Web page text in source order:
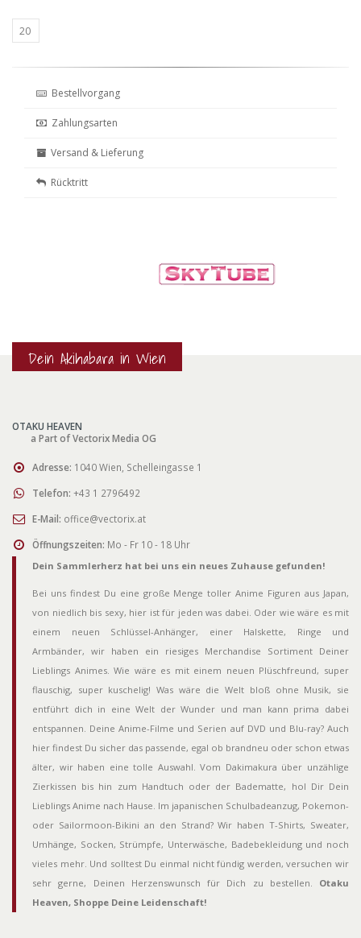
Bestellvorgang
Zahlungsarten
Versand & Lieferung
Rücktritt
Dein Akihabara in Wien
OTAKU HEAVEN
a Part of Vectorix Media OG
Adresse: 1040 Wien, Schelleingasse 1
Telefon: +43 1 2796492
E-Mail: office@vectorix.at
Öffnungszeiten: Mo - Fr 10 - 18 Uhr
Dein Sammlerherz hat bei uns ein neues Zuhause gefunden!
Bei uns findest Du eine große Menge toller Anime Figuren aus Japan,
von niedlich bis sexy, hier ist für jeden was dabei. Oder wie wäre es mit
einem neuen Schlüssel-Anhänger, einer Halskette, Ringe und
Armbänder, wir haben ein riesiges Merchandise Sortiment Deiner
Lieblings Animes. Wie wäre es mit einem neuen Plüschfreund, super
flauschig, super kuschelig! Was wäre die Welt bloß ohne Musik, sie
entführt dich in eine Welt der Wunder und man kann prima dabei
entspannen. Deine Anime-Filme und Serien auf DVD und Blu-ray? Auch
hier findest Du sicher das passende, egal ob brandneu oder schon etwas
älter, wir haben eine tolle Auswahl. Vom Dakimakura über unzählige
Zierkissen bis hin zum Handtuch oder der Badematte, hol Dir Dein
Lieblings Anime nach Hause. Im japanischen Schulbadeanzug, Pokemon-
oder Sailormoon-Bikini an den Strand? Wir haben T-Shirts, Sweater,
Umhänge, Socken, Strümpfe, Unterwäsche, Badebekleidung und noch
vieles mehr. Und solltest Du einmal nicht fündig werden, versuchen wir
sehr gerne, Deinen Herzenswunsch für Dich zu bestellen. Otaku
Heaven, Shoppe Deine Leidenschaft!